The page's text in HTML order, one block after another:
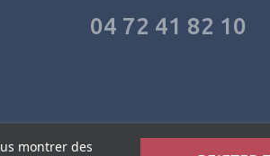
04 72 41 82 10
montrer des